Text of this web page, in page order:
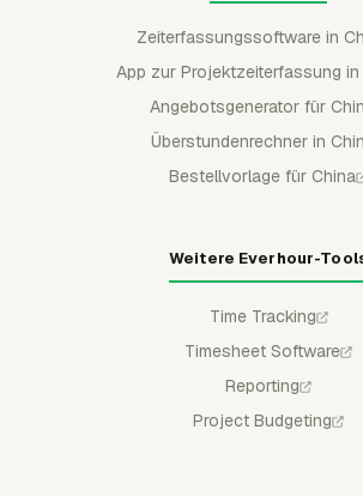
Zeiterfassungssoftware in
App zur Projektzeiterfassung in
Angebotsgenerator für
Überstundenrechner in
Bestellvorlage für China
Weitere Everhour-
Time Tracking
Timesheet Software
Reporting
Project Budgeting